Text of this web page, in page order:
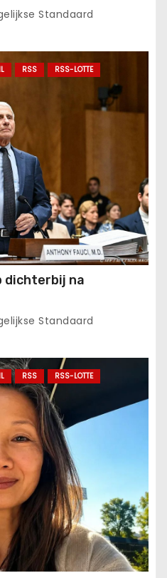
Standaard
RSS
RSS-LOTTE
dichterbij na
Standaard
RSS
RSS-LOTTE